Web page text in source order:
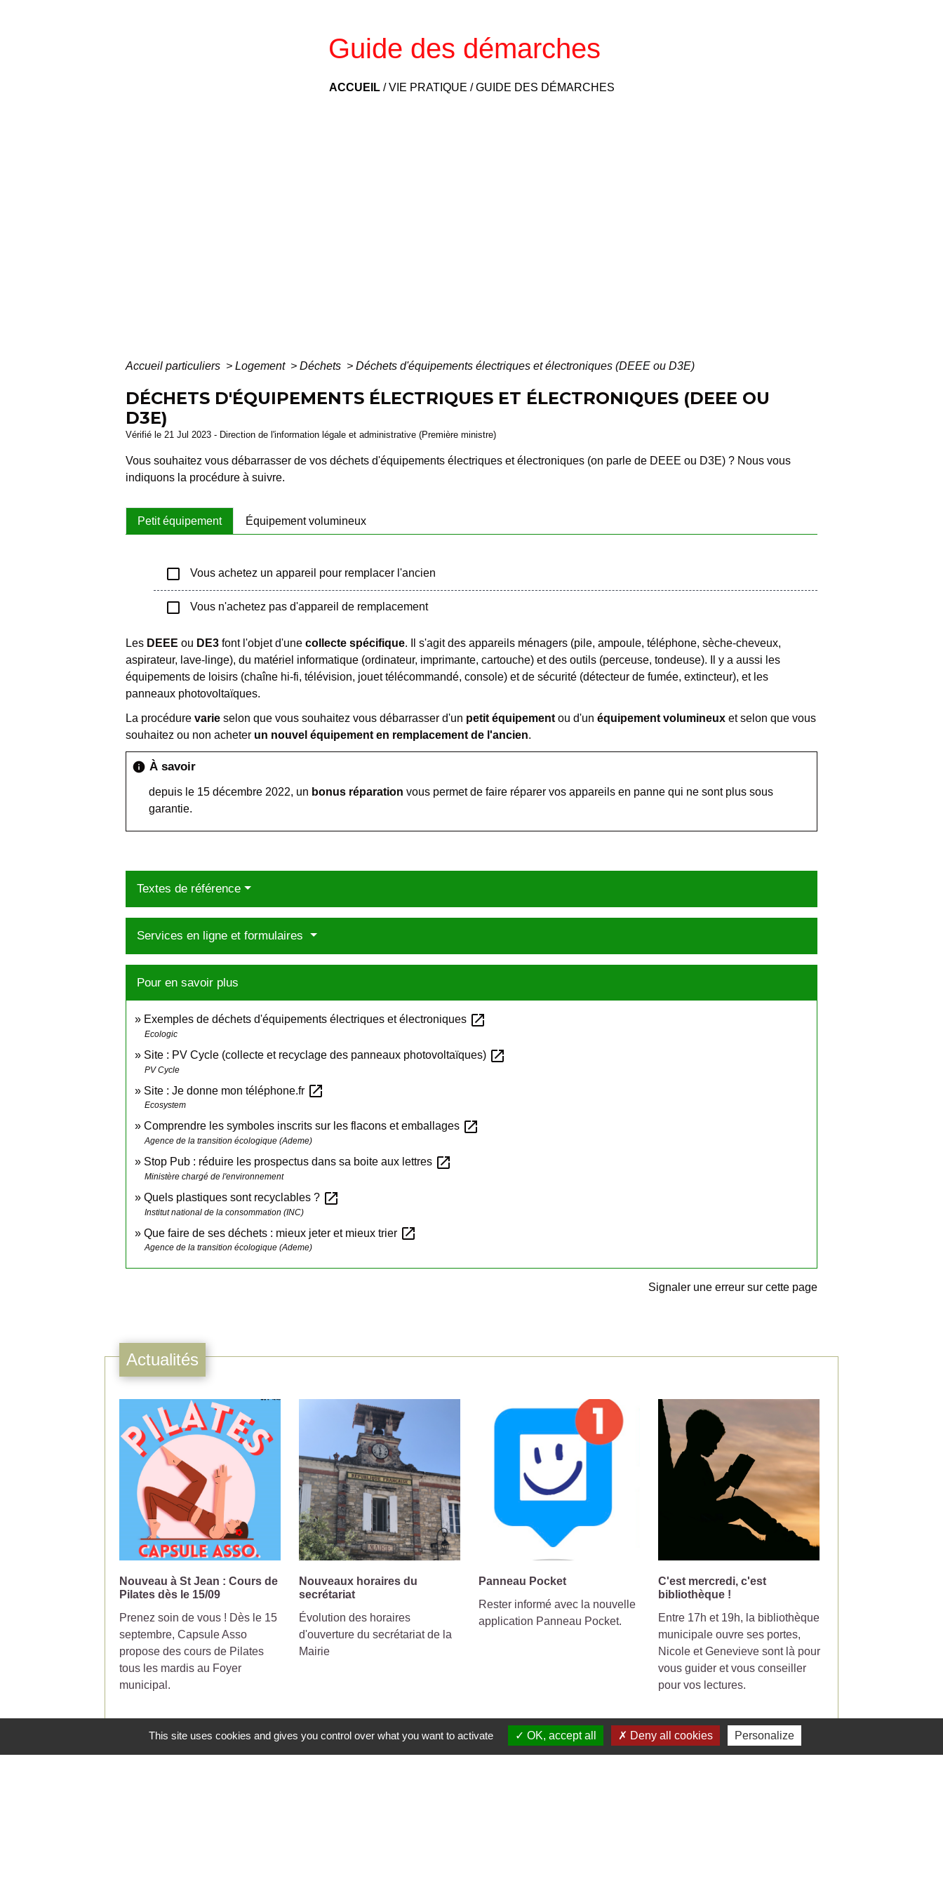
Guide des démarches
ACCUEIL/VIE PRATIQUE /GUIDE DES DÉMARCHES
Accueil particuliers > Logement > Déchets > Déchets d'équipements électriques et électroniques (DEEE ou D3E)
DÉCHETS D'ÉQUIPEMENTS ÉLECTRIQUES ET ÉLECTRONIQUES (DEEE OU
D3E)
Vérifié le 21 Jul 2023 - Direction de l'information légale et administrative (Première ministre)
Vous souhaitez vous débarrasser de vos déchets d'équipements électriques et électroniques (on parle de DEEE ou D3E) ? Nous vous
indiquons la procédure à suivre.
Petit équipement Équipement volumineux
check_box_outline_blank Vous achetez un appareil pour remplacer l'ancien
check_box_outline_blank Vous n'achetez pas d'appareil de remplacement
Les DEEE ou DE3 font l'objet d'unecollecte spécifique. Il s'agit des appareils ménagers (pile, ampoule, téléphone, sèche-cheveux,
aspirateur, lave-linge), du matériel informatique (ordinateur, imprimante, cartouche) et des outils (perceuse, tondeuse). Il y a aussi les
équipements de loisirs (chaîne hi-fi, télévision, jouet télécommandé, console) et de sécurité (détecteur de fumée, extincteur), et les
panneaux photovoltaïques.
La procédurevarie selon que vous souhaitez vous débarrasser d'un petit équipement ou d'unéquipement volumineux et selon que vous
souhaitez ou non acheter un nouvel équipement en remplacement de l'ancien.
info À savoir
depuis le 15 décembre 2022, un bonus réparation vous permet de faire réparer vos appareils en panne qui ne sont plus sous
garantie.
Textes de référence
Services en ligne et formulaires
Pour en savoir plus
Exemples de déchets d'équipements électriques et électroniques open_in_new
Ecologic
Site : PV Cycle (collecte et recyclage des panneaux photovoltaïques) open_in_new
PV Cycle
Site : Je donne mon téléphone.fr open_in_new
Ecosystem
Comprendre les symboles inscrits sur les flacons et emballages open_in_new
Agence de la transition écologique (Ademe)
Stop Pub : réduire les prospectus dans sa boite aux lettres open_in_new
Ministère chargé de l'environnement
Quels plastiques sont recyclables ? open_in_new
Institut national de la consommation (INC)
Que faire de ses déchets : mieux jeter et mieux trier open_in_new
Agence de la transition écologique (Ademe)
Signaler une erreur sur cette page
Actualités
Nouveau à St Jean : Cours de
Pilates dès le 15/09
Prenez soin de vous ! Dès le 15
septembre, Capsule Asso
propose des cours de Pilates
tous les mardis au Foyer
municipal.
Nouveaux horaires du
secrétariat
Évolution des horaires
d'ouverture du secrétariat de la
Mairie
Panneau Pocket
Rester informé avec la nouvelle
application Panneau Pocket.
C'est mercredi, c'est
bibliothèque !
Entre 17h et 19h, la bibliothèque
municipale ouvre ses portes,
Nicole et Genevieve sont là pour
vous guider et vous conseiller
pour vos lectures.
This site uses cookies and gives you control over what you want to activate OK, accept all Deny all cookies Personalize